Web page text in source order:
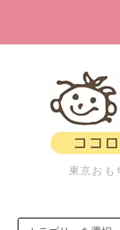
東京おも